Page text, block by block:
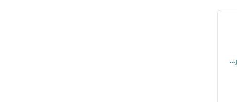
للبيع اميز فيلا مستقلة Fully Finished في كمبوند ستون بارك – Zone D استلام فوري مطبخ مجهز بالكامل مزودة بتكييفات بالكامل